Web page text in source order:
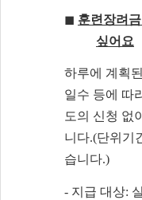
◼ 훈련장려
싶어요
하루에 계획
일수 등에 따
도의 신청 없
니다.(단위기
습니다.)
- 지급 대상: